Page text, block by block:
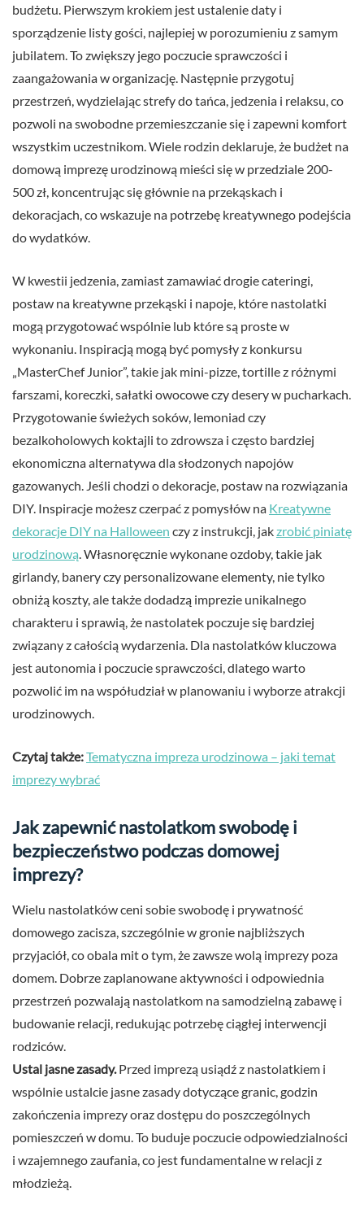
budżetu. Pierwszym krokiem jest ustalenie daty i
sporządzenie listy gości, najlepiej w porozumieniu z samym
jubilatem. To zwiększy jego poczucie sprawczości i
zaangażowania w organizację. Następnie przygotuj
przestrzeń, wydzielając strefy do tańca, jedzenia i relaksu, co
pozwoli na swobodne przemieszczanie się i zapewni komfort
wszystkim uczestnikom. Wiele rodzin deklaruje, że budżet na
domową imprezę urodzinową mieści się w przedziale 200-
500 zł, koncentrując się głównie na przekąskach i
dekoracjach, co wskazuje na potrzebę kreatywnego podejścia
do wydatków.
W kwestii jedzenia, zamiast zamawiać drogie cateringi,
postaw na kreatywne przekąski i napoje, które nastolatki
mogą przygotować wspólnie lub które są proste w
wykonaniu. Inspiracją mogą być pomysły z konkursu
„MasterChef Junior”, takie jak mini-pizze, tortille z różnymi
farszami, koreczki, sałatki owocowe czy desery w pucharkach.
Przygotowanie świeżych soków, lemoniad czy
bezalkoholowych koktajli to zdrowsza i często bardziej
ekonomiczna alternatywa dla słodzonych napojów
gazowanych. Jeśli chodzi o dekoracje, postaw na rozwiązania
DIY. Inspiracje możesz czerpać z pomysłów na Kreatywne
dekoracje DIY na Halloween czy z instrukcji, jakzrobić piniatę
urodzinową . Własnoręcznie wykonane ozdoby, takie jak
girlandy, banery czy personalizowane elementy, nie tylko
obniżą koszty, ale także dodadzą imprezie unikalnego
charakteru i sprawią, że nastolatek poczuje się bardziej
związany z całością wydarzenia. Dla nastolatków kluczowa
jest autonomia i poczucie sprawczości, dlatego warto
pozwolić im na współudział w planowaniu i wyborze atrakcji
urodzinowych.
Czytaj także:Tematyczna impreza urodzinowa – jaki temat
imprezy wybrać
Jak zapewnić nastolatkom swobodę i
bezpieczeństwo podczas domowej
imprezy?
Wielu nastolatków ceni sobie swobodę i prywatność
domowego zacisza, szczególnie w gronie najbliższych
przyjaciół, co obala mit o tym, że zawsze wolą imprezy poza
domem. Dobrze zaplanowane aktywności i odpowiednia
przestrzeń pozwalają nastolatkom na samodzielną zabawę i
budowanie relacji, redukując potrzebę ciągłej interwencji
rodziców.
Ustal jasne zasady. Przed imprezą usiądź z nastolatkiem i
wspólnie ustalcie jasne zasady dotyczące granic, godzin
zakończenia imprezy oraz dostępu do poszczególnych
pomieszczeń w domu. To buduje poczucie odpowiedzialności
i wzajemnego zaufania, co jest fundamentalne w relacji z
młodzieżą.